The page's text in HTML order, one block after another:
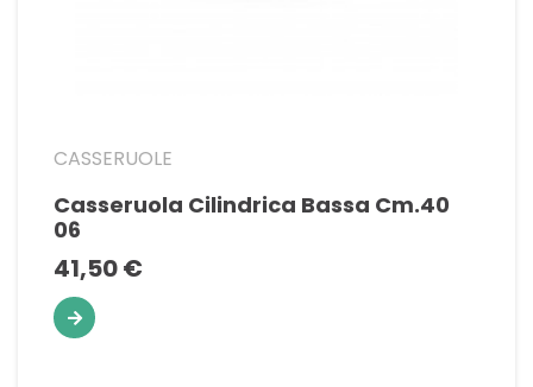
CASSERUOLE
Casseruola Cilindrica Bassa Cm.40
06
41,50 €